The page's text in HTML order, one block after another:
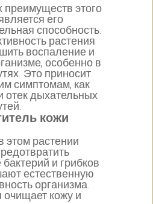
этого
его
способность.
растения
воспаление и
особенно в
Это приносит
симптомам, как
дыхательных
кожи
этом растении
и грибков
естественную
организма.
очищает кожу и